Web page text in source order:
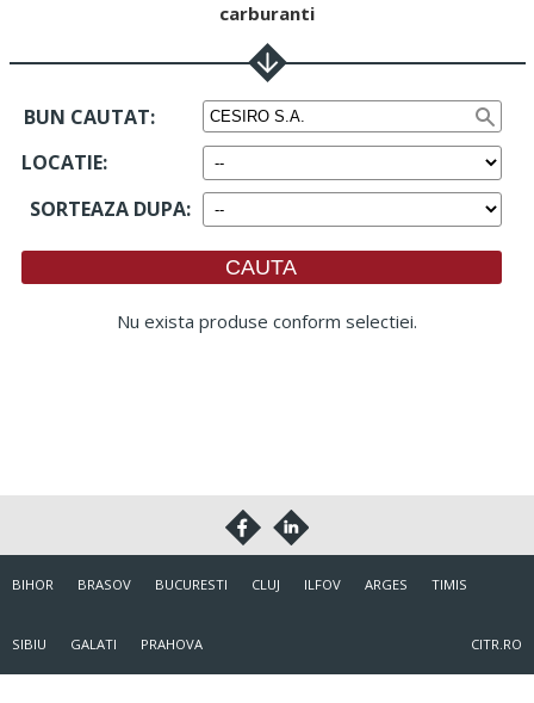
carburanti
BUN CAUTAT:
LOCATIE:
SORTEAZA DUPA:
Nu exista produse conform selectiei.
BIHOR BRASOV BUCURESTI CLUJ ILFOV ARGES TIMIS
SIBIU GALATI PRAHOVA CITR.RO